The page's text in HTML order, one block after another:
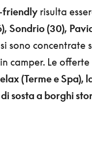
friendlyrisulta
Sondrio (30),
sono concentrate
camper. Le
(Terme e Spa),
sosta a borghi